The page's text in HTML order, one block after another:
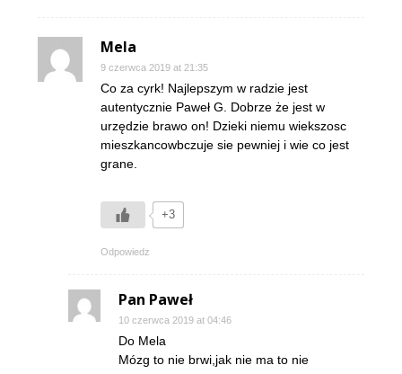
Mela
9 czerwca 2019 at 21:35
Co za cyrk! Najlepszym w radzie jest
autentycznie Paweł G. Dobrze że jest w
urzędzie brawo on! Dzieki niemu wiekszosc
mieszkancowbczuje sie pewniej i wie co jest
grane.
+3
Odpowiedz
Pan Paweł
10 czerwca 2019 at 04:46
Do Mela
Mózg to nie brwi,jak nie ma to nie